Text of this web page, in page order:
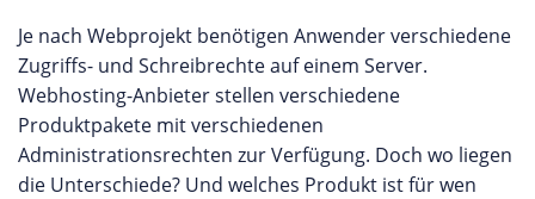
Je nach Webprojekt benötigen Anwender verschiedene
Zugriffs- und Schreibrechte auf einem Server.
Webhosting-Anbieter stellen verschiedene
Produktpakete mit verschiedenen
Administrationsrechten zur Verfügung. Doch wo liegen
die Unterschiede? Und welches Produkt ist für wen